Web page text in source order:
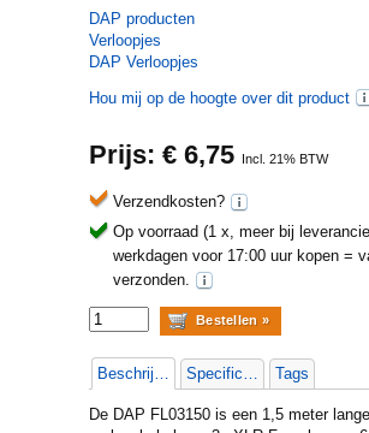
DAP producten
Verloopjes
DAP Verloopjes
Hou mij op de hoogte over dit product
Prijs: € 6,75 Incl. 21% BTW
Verzendkosten?
Op voorraad (1 x, meer bij
werkdagen voor 17:00 uur kopen =
verzonden.
Beschrijving Specificaties Tags
De DAP FL03150 is een 1,5 meter lange